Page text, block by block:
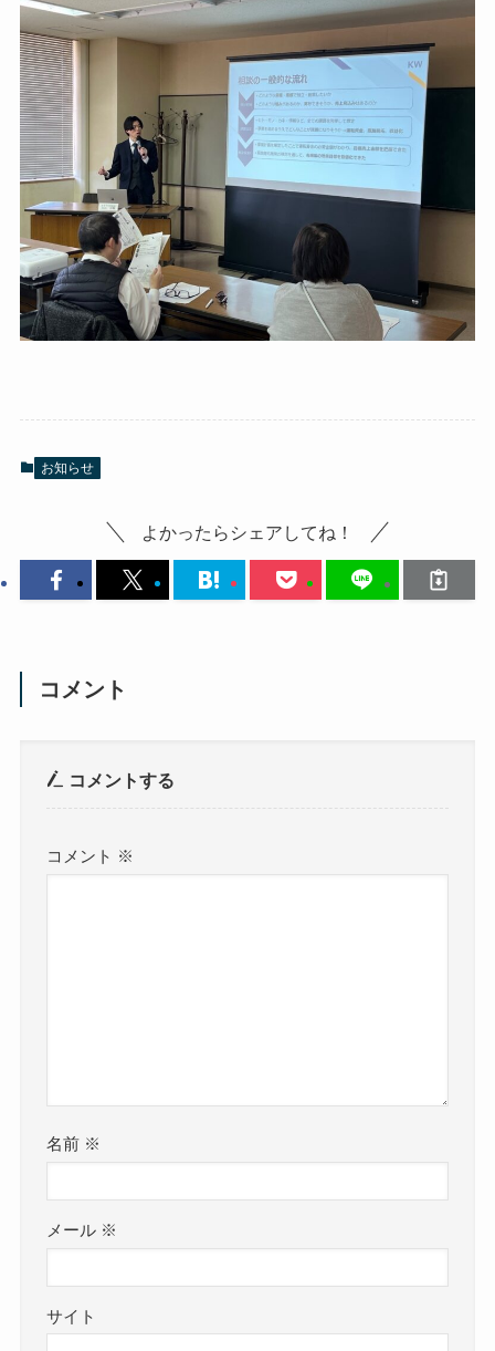
お知らせ
よかったらシェアしてね！
コメント
コメントする
コメント ※
名前 ※
メール ※
サイト